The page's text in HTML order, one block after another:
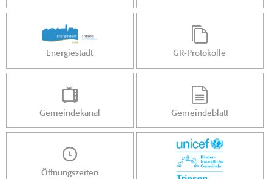
Energiestadt GR-Protokolle
Gemeindekanal Gemeindeblatt
Öffnungszeiten